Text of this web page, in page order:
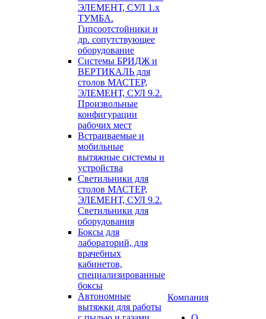
ЭЛЕМЕНТ, СУЛ 1.х
ТУМБА.
Гипсоотстойники и
др. сопутствующее
оборудование
Системы БРИДЖ и
ВЕРТИКАЛЬ для
столов МАСТЕР,
ЭЛЕМЕНТ, СУЛ 9.2.
Произвольные
конфигурации
рабочих мест
Встраиваемые и
мобильные
вытяжные системы и
устройства
Светильники для
столов МАСТЕР,
ЭЛЕМЕНТ, СУЛ 9.2.
Светильники для
оборудования
Боксы для
лабораторий, для
врачебных
кабинетов,
специализированные
боксы
Автономные
вытяжки для работы
Компания